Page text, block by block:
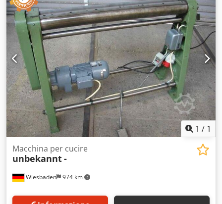
1 / 1
Wiesbaden 974 km
Macchina per cucire
unbekannt-